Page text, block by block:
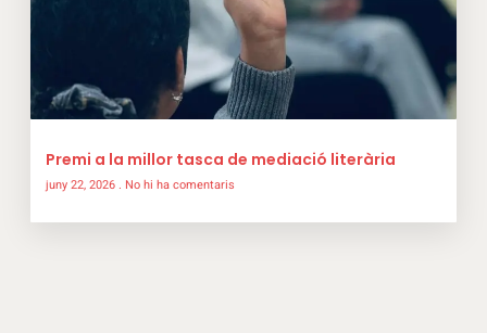
Premi a la millor tasca de mediació literària
juny 22, 2026 No hi ha comentaris